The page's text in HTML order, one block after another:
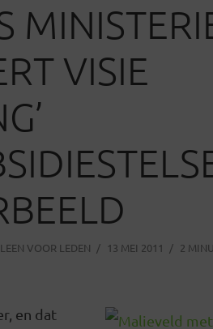
VISIE
VOOR LEDEN 13 MEI 2011 2
en dat